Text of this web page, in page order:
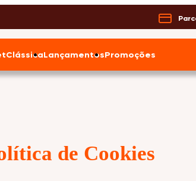
ClássicaLançamentosPromoções
de Cookies